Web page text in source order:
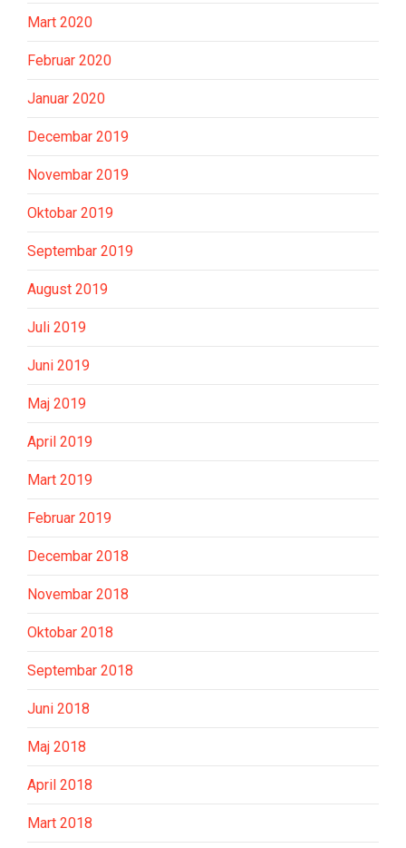
Mart 2020
Februar 2020
Januar 2020
Decembar 2019
Novembar 2019
Oktobar 2019
Septembar 2019
August 2019
Juli 2019
Juni 2019
Maj 2019
April 2019
Mart 2019
Februar 2019
Decembar 2018
Novembar 2018
Oktobar 2018
Septembar 2018
Juni 2018
Maj 2018
April 2018
Mart 2018